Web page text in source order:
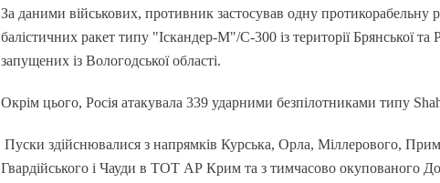
За даними військових, противник застосував одну
балістичних ракет типу "Іскандер-М"/С-300 із території Брянської
запущених із Вологодської області.
Окрім цього, Росія атакувала 339 ударними безпілотниками типу
Пуски здійснювалися з напрямків Курська, Орла, Міллерового,
Гвардійського і Чауди в ТОТ АР Крим та з тимчасово окупованого